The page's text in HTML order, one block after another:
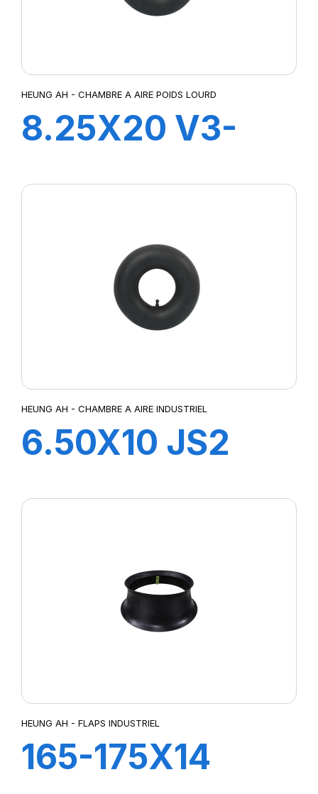
HEUNG AH - CHAMBRE A AIRE POIDS LOURD
8.25X20 V3-
HEUNG AH - CHAMBRE A AIRE INDUSTRIEL
6.50X10 JS2
HEUNG AH - FLAPS INDUSTRIEL
165-175X14